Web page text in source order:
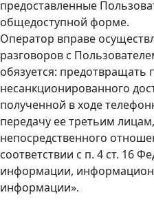
предоставленные
общедоступной форме.
Оператор вправе
разговоров с
обязуется: предотвращать
несанкционированного
полученной в ходе
передачу ее третьим
непосредственного
соответствии с п. 4 ст. 16
информации,
информации».